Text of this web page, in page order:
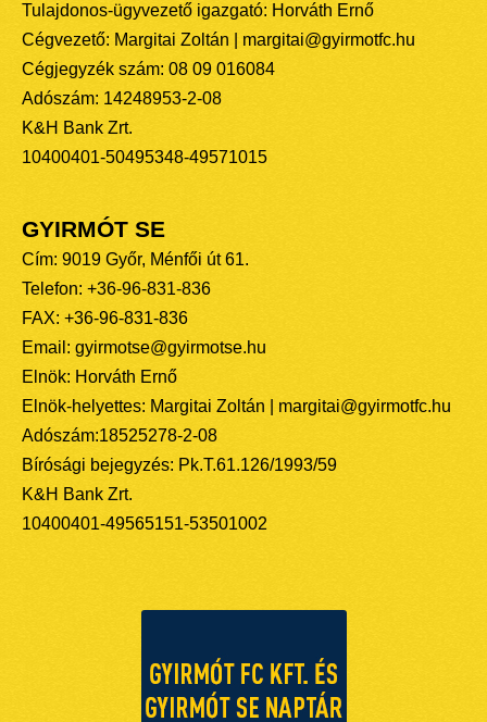
Tulajdonos-ügyvezető igazgató: Horváth Ernő
Cégvezető: Margitai Zoltán | margitai@gyirmotfc.hu
Cégjegyzék szám: 08 09 016084
Adószám: 14248953-2-08
K&H Bank Zrt.
10400401-50495348-49571015
GYIRMÓT SE
Cím: 9019 Győr, Ménfői út 61.
Telefon: +36-96-831-836
FAX: +36-96-831-836
Email: gyirmotse@gyirmotse.hu
Elnök: Horváth Ernő
Elnök-helyettes: Margitai Zoltán | margitai@gyirmotfc.hu
Adószám:18525278-2-08
Bírósági bejegyzés: Pk.T.61.126/1993/59
K&H Bank Zrt.
10400401-49565151-53501002